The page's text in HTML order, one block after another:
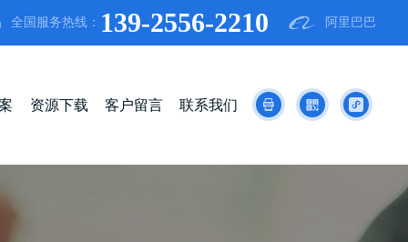
全国服务热线： 139-2556-2210  阿里巴巴
资源下载 客户留言 联系我们   